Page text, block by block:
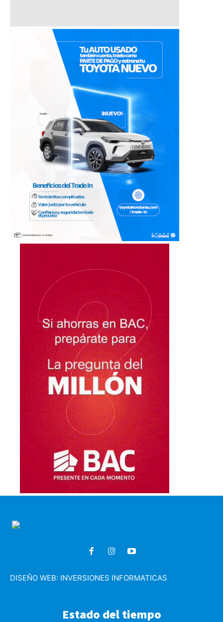
DISEÑO WEB: INVERSIONES INFORMATICAS
Estado del tiempo